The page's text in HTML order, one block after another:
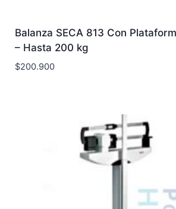
Balanza SECA 813 Con
– Hasta 200 kg
$200.900